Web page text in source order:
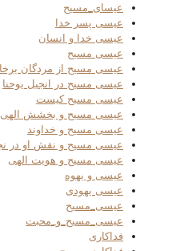
عیسای_مسیح
عیسی پسر خدا
عیسی خدا و انسان
عیسی مسیح
عیسی مسیح از مردگان
عیسی مسیح در انجیل یوحنا
عیسی مسیح کیست
عیسی مسیح و بخشش الهی
عیسی مسیح و خداوند
عیسی مسیح و نقش او در
عیسی مسیح و هویت الهی
عیسی و یهوه
عیسی یهودی
عیسی_مسیح
عیسی_مسیح_و_محبت
فداکاری